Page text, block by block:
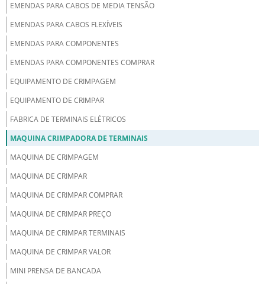
EMENDAS PARA CABOS DE MEDIA TENSÃO
EMENDAS PARA CABOS FLEXÍVEIS
EMENDAS PARA COMPONENTES
EMENDAS PARA COMPONENTES COMPRAR
EQUIPAMENTO DE CRIMPAGEM
EQUIPAMENTO DE CRIMPAR
FABRICA DE TERMINAIS ELÉTRICOS
MAQUINA CRIMPADORA DE TERMINAIS
MAQUINA DE CRIMPAGEM
MAQUINA DE CRIMPAR
MAQUINA DE CRIMPAR COMPRAR
MAQUINA DE CRIMPAR PREÇO
MAQUINA DE CRIMPAR TERMINAIS
MAQUINA DE CRIMPAR VALOR
MINI PRENSA DE BANCADA